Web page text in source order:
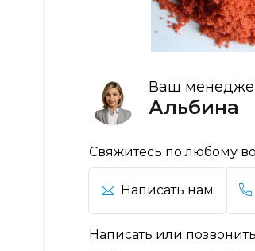
Ваш
Альбина
Свяжитесь по любому
Написать нам
Написать или